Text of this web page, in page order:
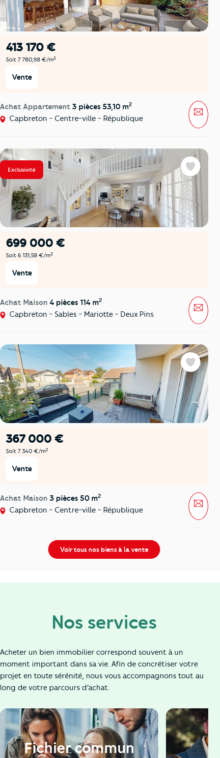
413 170 €
Soit 7 780,98 €/m2
Vente
Achat Appartement 3 pièces 53,10 m2
Capbreton - Centre-ville - République
Exclusivité
699 000 €
Soit 6 131,58 €/m2
Vente
Achat Maison 4 pièces 114 m2
Capbreton - Sables - Mariotte - Deux Pins
Favoris
367 000 €
Soit 7 340 €/m2
Vente
Achat Maison 3 pièces 50 m2
Capbreton - Centre-ville - République
Favoris
Voir tous nos biens à la vente
Nos services
Acheter un bien immobilier correspond souvent à un
moment important dans sa vie. Afin de concrétiser votre
projet en toute sérénité, nous vous accompagnons tout au
long de votre parcours d’achat.
Fichier commun